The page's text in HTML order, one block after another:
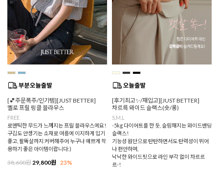
[💕주문폭주/인기템][JUST BETTER]
멜로 프릴 링클 블라우스
FREE
로맨틱한 무드가 느껴지는 프릴 블라우스에요!
구김도 안생기는 소재로 여름에 이지하게 입기
좋고, 팔뚝살까지 커버해주어 누구나 예쁘게 착
용하기 좋은 아이템이랍니다:)
38,600원 29,800원 23%
[후기최고✨/재입고][JUST BETTER]
차르륵 와이드 슬랙스(숏/롱)
S,M,L
-5kg 다이어트를 한 듯, 슬림해지는 와이드밴딩
슬랙스!
기능성 원단으로 탄탄하면서도 탄력성이 뛰어
나 편안하며,
낙낙한 와이드핏으로 라인 부각 없이 차르르
르-!